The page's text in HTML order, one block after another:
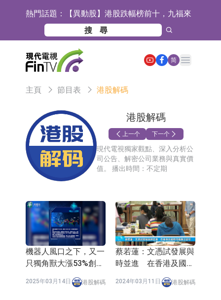
熱門話題： 【異動股】港股跌幅榜前十，九福來
(08611.HK)跌21.43%，天瑞汽車内飾
(06162.HK)跌18.44%
【異動股】港股漲幅榜前十，佳明集
團控股(01271.HK)漲+78.22%，拿森
科技(02261.HK)漲+64.11%
斯迪克：公司為國內摺疊屏核心功能
材料供應商
恒瑞醫藥：公司已在中國獲批上市26
款1類創新藥、6款2類新藥
聚辰股份：公司VPD芯片已順利通過
目標客戶的測試認證
上期所：7月份對11個實際控制關系
賬戶組採取限制開倉的監管措施
特發服務：成功中標嗶哩嗶哩上海濱
江總部物業服務項目
亞太股份：公司是零跑汽車和
Stellantis集團的供應商
理工雷科面向邊緣AI場景推出"山
CPU與GPU構建
博騰股份(300363.CN)漲20.02%
日韓股市收盤雙雙下跌
依米康：海外交付以東南亞、中東市
場為主 並已取得歐美相關認證
上交所：財通多策略福鑫定期開放靈
活配置混合型發起式證券投資基金臨
時停牌
上交所：景順長城全球半導體芯片產
業股票型證券投資基金臨時停牌
【異動股】港股跌幅榜前十，卡森國
简
Open main menu
主頁 節目表 港股解碼
港股解碼
上一个 下一个
現代電視獨家觀點、深入分析公
司公告、解密公司業務與真實價
值。 播出時間：不定期
機器人風口之下，又一
只獨角獸大漲53%創新
2025年03月14日 港股解碼
蔡若蓮：文憑試發展與
時並進 在香港及國際
2024年03月11日 港股解碼